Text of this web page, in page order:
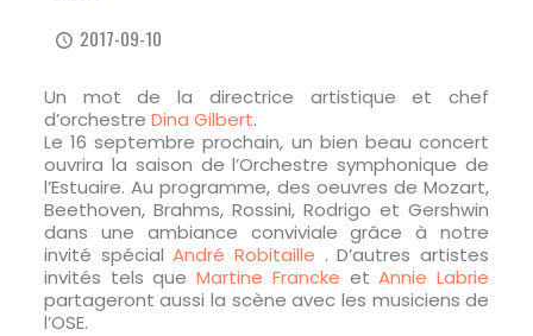
2017-09-10
Un mot de la directrice artistique et chef
d’orchestre Dina Gilbert.
Le 16 septembre prochain, un bien beau concert
ouvrira la saison de l’Orchestre symphonique de
l’Estuaire. Au programme, des oeuvres de Mozart,
Beethoven, Brahms, Rossini, Rodrigo et Gershwin
dans une ambiance conviviale grâce à notre
invité spécialAndré Robitaille . D’autres artistes
invités tels queMartine Francke etAnnie Labrie
partageront aussi la scène avec les musiciens de
l’OSE.